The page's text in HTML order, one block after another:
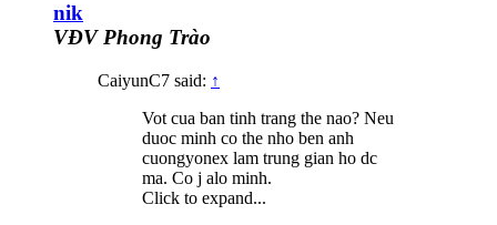
nik
VĐV Phong Trào
CaiyunC7 said: ↑
Vot cua ban tinh trang the nao? Neu
duoc minh co the nho ben anh
cuongyonex lam trung gian ho dc
ma. Co j alo minh.
Click to expand...